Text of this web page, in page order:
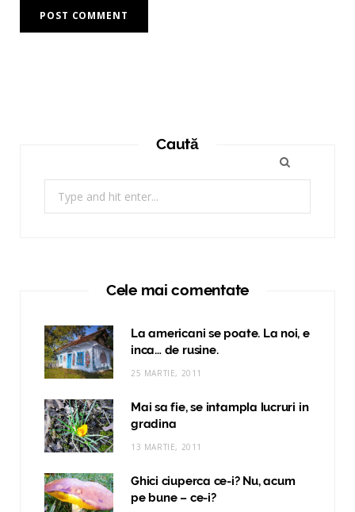
Caută
Cele mai comentate
La americani se poate. La noi, e
inca… de rusine.
25 MARTIE, 2011
Mai sa fie, se intampla lucruri in
gradina
13 MARTIE, 2011
Ghici ciuperca ce-i? Nu, acum
pe bune – ce-i?